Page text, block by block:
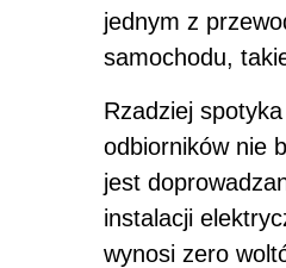
jednym z
samochodu,
Rzadziej
odbiorników nie
jest
instalacji
wynosi zero